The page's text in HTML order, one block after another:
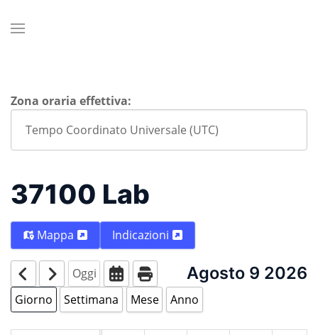
Zona oraria effettiva:
37100 Lab
Mappa Indicazioni
Oggi Agosto 9 2026
Giorno Settimana Mese Anno